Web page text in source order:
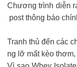
Chương trình diễn
post thông báo
Tranh thủ đến các
ng lỡ mất kèo